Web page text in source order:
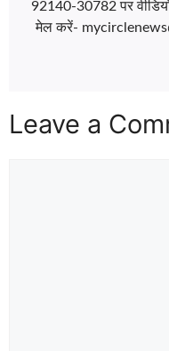
92140-30782 पर
मेल करें-
Leave a